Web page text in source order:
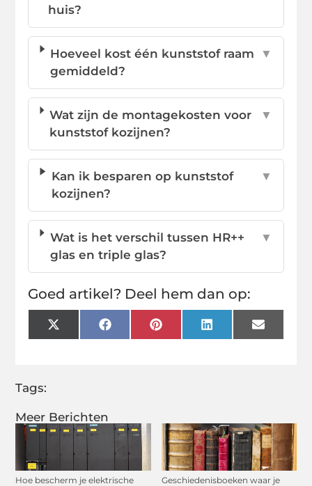
Meer Berichten
Hoe bescherm je elektrische
Geschiedenisboeken waar je
huis?
Hoeveel kost één kunststof raam
gemiddeld?
▼
Wat zijn de montagekosten voor
kunststof kozijnen?
▼
Kan ik besparen op kunststof
kozijnen?
▼
Wat is het verschil tussen HR++
glas en triple glas?
▼
Goed artikel? Deel hem dan op:
X
(Twitter)
FacebookPinterestLinkedInEmail
Tags: